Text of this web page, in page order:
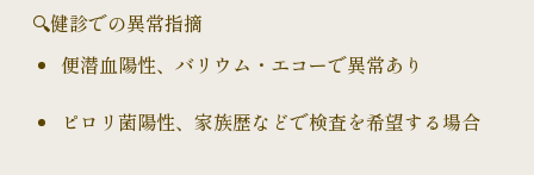
🔍健診での異常指摘
便潜血陽性、バリウム・エコーで異常あり
ピロリ菌陽性、家族歴などで検査を希望する場合